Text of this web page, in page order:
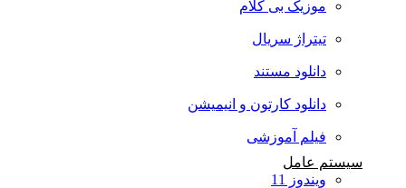
موزیک بی کلام
تیتراژ سریال
دانلود مستند
دانلود کارتون و انیمیشن
فیلم آموزشی
سیستم عامل
ویندوز 11